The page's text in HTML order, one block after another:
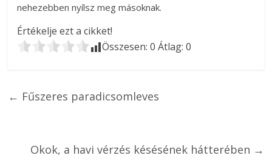
nehezebben nyílsz meg másoknak.
Értékelje ezt a cikket!
Összesen:0 Átlag:0
← Fűszeres paradicsomleves
Okok, a havi vérzés késésének hátterében →